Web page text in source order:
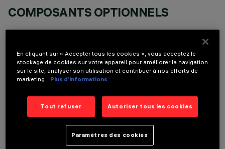
COMPOSANTS OPTIONNELS
DONNÉES TECHNIQUES
DERNIÈRE MISE À JOUR: 07/08/2026
Appareil encastrable, orientable et amovible pour source LED
En cliquant sur « Accepter tous les cookies », vous acceptez le
stockage de cookies sur votre appareil pour améliorer la navigation
sur le site, analyser son utilisation et contribuer à nos efforts de
marketing.
Plus d’informations
Tout refuser Autoriser tous les cookies
Paramètres des cookies